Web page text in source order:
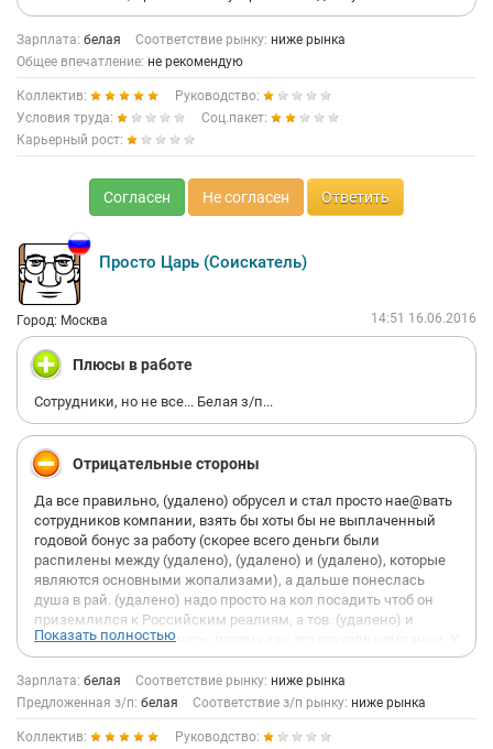
Зарплата: белая Соответствие рынку: ниже рынка
Общее впечатление: не рекомендую
Коллектив:
Руководство:
Условия труда:
Соц.пакет:
Карьерный рост:
Согласен Не согласен Ответить
Просто Царь (Соискатель)
Город: Москва 14:51 16.06.2016
Плюсы в работе
Сотрудники, но не все... Белая з/п...
Отрицательные стороны
Да все правильно, (удалено) обрусел и стал просто нае@вать
сотрудников компании, взять бы хоты бы не выплаченный
годовой бонус за работу (скорее всего деньги были
распилены между (удалено), (удалено) и (удалено), которые
являются основными жопализами), а дальше понеслась
душа в рай. (удалено) надо просто на кол посадить чтоб он
приземлился к Российским реалиям, а тов. (удалено) и
(удалено) просто выгнать, потому как это опухоль компании. У
(удалено) нету даже образования это просто бездарный тип,
хотя нет подлизывает хорошо, (удалено) со своим
лингвистическим образованием пишет "х е р" с твердым
знаком и выдумывает новые дебильные приказы, чтоб жить
всем было веселей (лучше бы вообще из декрета не
Показать полностью
Зарплата: белая Соответствие рынку: ниже рынка
Предложенная з/п: белая Соответствие з/п рынку: ниже рынка
Коллектив:
Руководство: